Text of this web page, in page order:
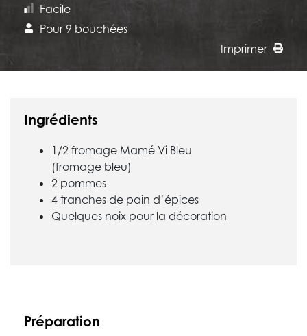
Facile
Pour 9 bouchées
Imprimer
Ingrédients
1/2 fromage Mamé Vi Bleu
(fromage bleu)
2 pommes
4 tranches de pain d’épices
Quelques noix pour la décoration
Préparation